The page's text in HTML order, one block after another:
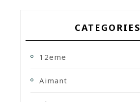
CATEGORIES
12eme
Aimant